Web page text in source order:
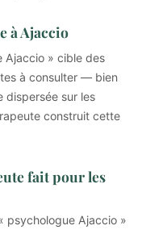
à Ajaccio
Ajaccio » cible des
à consulter — bien
dispersée sur les
construit cette
fait pour les
psychologue Ajaccio »